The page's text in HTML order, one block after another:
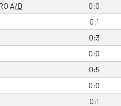
A/D 0:0
0:1
0:3
0:0
0:5
0:0
0:1